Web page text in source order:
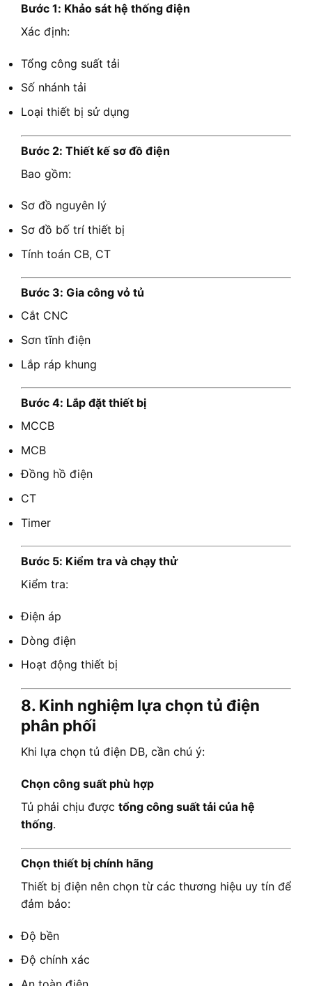
Bước 1: Khảo sát hệ thống điện
Xác định:
Tổng công suất tải
Số nhánh tải
Loại thiết bị sử dụng
Bước 2: Thiết kế sơ đồ điện
Bao gồm:
Sơ đồ nguyên lý
Sơ đồ bố trí thiết bị
Tính toán CB, CT
Bước 3: Gia công vỏ tủ
Cắt CNC
Sơn tĩnh điện
Lắp ráp khung
Bước 4: Lắp đặt thiết bị
MCCB
MCB
Đồng hồ điện
CT
Timer
Bước 5: Kiểm tra và chạy thử
Kiểm tra:
Điện áp
Dòng điện
Hoạt động thiết bị
8. Kinh nghiệm lựa chọn tủ điện
phân phối
Khi lựa chọn tủ điện DB, cần chú ý:
Chọn công suất phù hợp
Tủ phải chịu được tổng công suất tải của hệ
thống.
Chọn thiết bị chính hãng
Thiết bị điện nên chọn từ các thương hiệu uy tín để
đảm bảo:
Độ bền
Độ chính xác